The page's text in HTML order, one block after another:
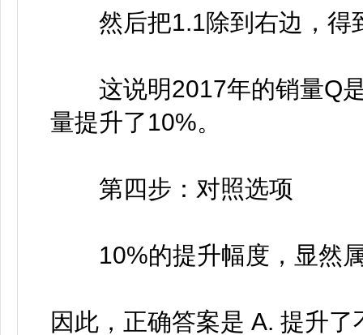
然后把1.1除到右边，得
这说明2017年的销量Q是
量提升了10%。
第四步：对照选项
10%的提升幅度，显然属
因此，正确答案是 A. 提升了